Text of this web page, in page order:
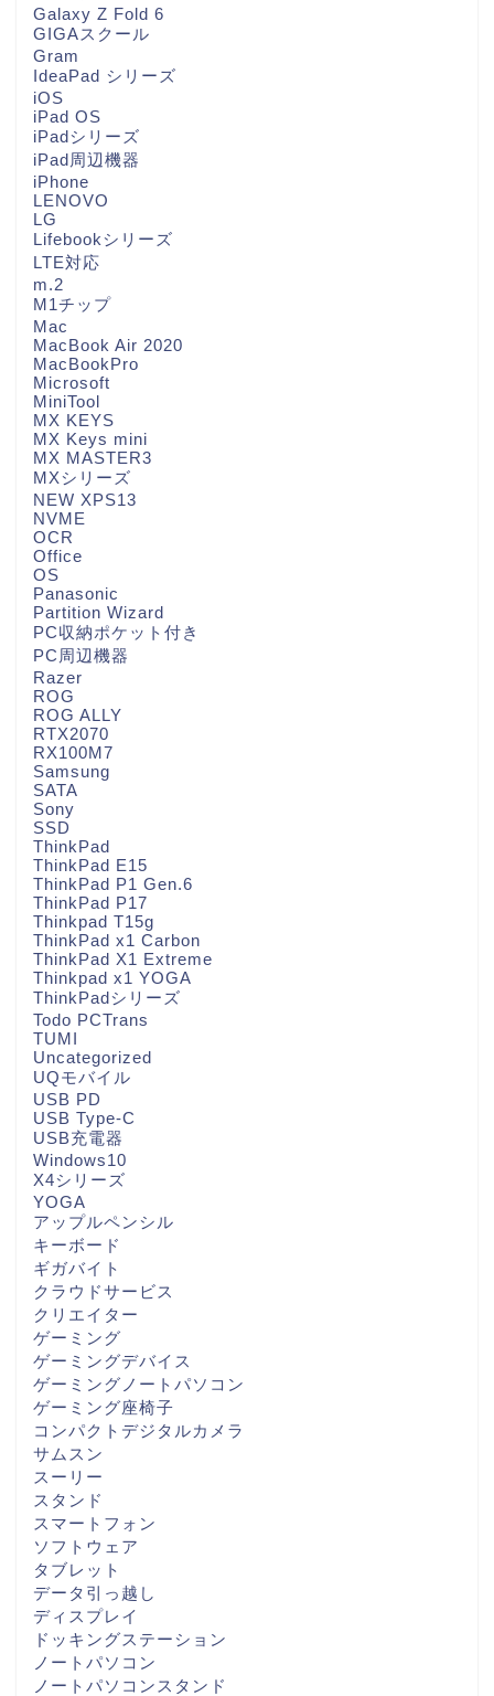
Galaxy Z Fold 6
GIGAスクール
Gram
IdeaPad シリーズ
iOS
iPad OS
iPadシリーズ
iPad周辺機器
iPhone
LENOVO
LG
Lifebookシリーズ
LTE対応
m.2
M1チップ
Mac
MacBook Air 2020
MacBookPro
Microsoft
MiniTool
MX KEYS
MX Keys mini
MX MASTER3
MXシリーズ
NEW XPS13
NVME
OCR
Office
OS
Panasonic
Partition Wizard
PC収納ポケット付き
PC周辺機器
Razer
ROG
ROG ALLY
RTX2070
RX100M7
Samsung
SATA
Sony
SSD
ThinkPad
ThinkPad E15
ThinkPad P1 Gen.6
ThinkPad P17
Thinkpad T15g
ThinkPad x1 Carbon
ThinkPad X1 Extreme
Thinkpad x1 YOGA
ThinkPadシリーズ
Todo PCTrans
TUMI
Uncategorized
UQモバイル
USB PD
USB Type-C
USB充電器
Windows10
X4シリーズ
YOGA
アップルペンシル
キーボード
ギガバイト
クラウドサービス
クリエイター
ゲーミング
ゲーミングデバイス
ゲーミングノートパソコン
ゲーミング座椅子
コンパクトデジタルカメラ
サムスン
スーリー
スタンド
スマートフォン
ソフトウェア
タブレット
データ引っ越し
ディスプレイ
ドッキングステーション
ノートパソコン
ノートパソコンスタンド